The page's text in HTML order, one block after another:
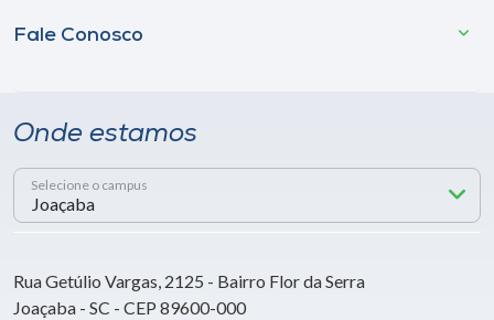
Fale Conosco
Onde estamos
Selecione o campus
Rua Getúlio Vargas, 2125 - Bairro Flor da Serra
Joaçaba - SC - CEP 89600-000